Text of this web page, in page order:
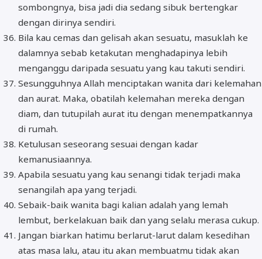
sombongnya, bisa jadi dia sedang sibuk bertengkar
dengan dirinya sendiri.
Bila kau cemas dan gelisah akan sesuatu, masuklah ke
dalamnya sebab ketakutan menghadapinya lebih
menganggu daripada sesuatu yang kau takuti sendiri.
Sesungguhnya Allah menciptakan wanita dari kelemahan
dan aurat. Maka, obatilah kelemahan mereka dengan
diam, dan tutupilah aurat itu dengan menempatkannya
di rumah.
Ketulusan seseorang sesuai dengan kadar
kemanusiaannya.
Apabila sesuatu yang kau senangi tidak terjadi maka
senangilah apa yang terjadi.
Sebaik-baik wanita bagi kalian adalah yang lemah
lembut, berkelakuan baik dan yang selalu merasa cukup.
Jangan biarkan hatimu berlarut-larut dalam kesedihan
atas masa lalu, atau itu akan membuatmu tidak akan